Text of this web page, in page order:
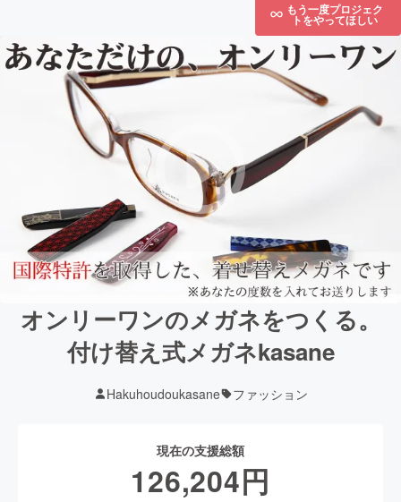
もう一度プロジェク
トをやってほしい
オンリーワンのメガネをつくる。
付け替え式メガネkasane
Hakuhoudoukasane ファッション
現在の支援総額
126,204円